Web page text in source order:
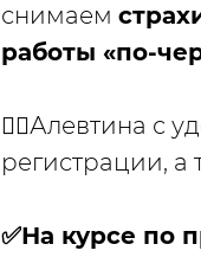
снимаем
работы «по-
👉🏻Алевтина с
регистрации, а
✅На курсе по